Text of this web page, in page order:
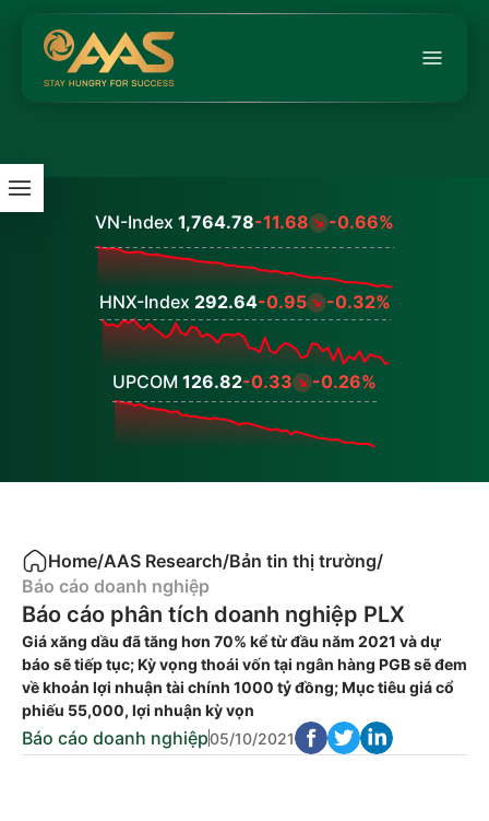
VN-Index 1,764.78-11.68 -0.66%
HNX-Index 292.64-0.95 -0.32%
UPCOM 126.82-0.33 -0.26%
Home/AAS Research/Bản tin thị trường/
Báo cáo doanh nghiệp
Báo cáo phân tích doanh nghiệp PLX
Giá xăng dầu đã tăng hơn 70% kể từ đầu năm 2021 và dự
báo sẽ tiếp tục; Kỳ vọng thoái vốn tại ngân hàng PGB sẽ đem
về khoản lợi nhuận tài chính 1000 tỷ đồng; Mục tiêu giá cổ
phiếu 55,000, lợi nhuận kỳ vọn
Báo cáo doanh nghiệp05/10/2021